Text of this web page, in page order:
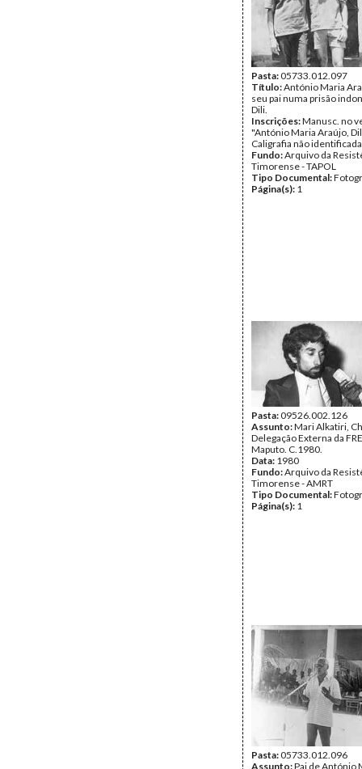
Pasta:05733.012.097
Título:António Maria
seu pai numa prisão
Dili.
Inscrições:Manusc. no
"António Maria Araújo,
Caligrafia não
Fundo:Arquivo da
Timorense - TAPOL
Tipo Documental:
Página(s): 1
Pasta:09526.002.126
Assunto:Mari Alkatiri,
Delegação Externa da
Maputo. C.1980.
Data: 1980
Fundo:Arquivo da
Timorense - AMRT
Tipo Documental:
Página(s): 1
Pasta:05733.012.096
Assunto:Pai de António